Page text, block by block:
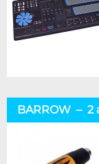
BARROW – 2